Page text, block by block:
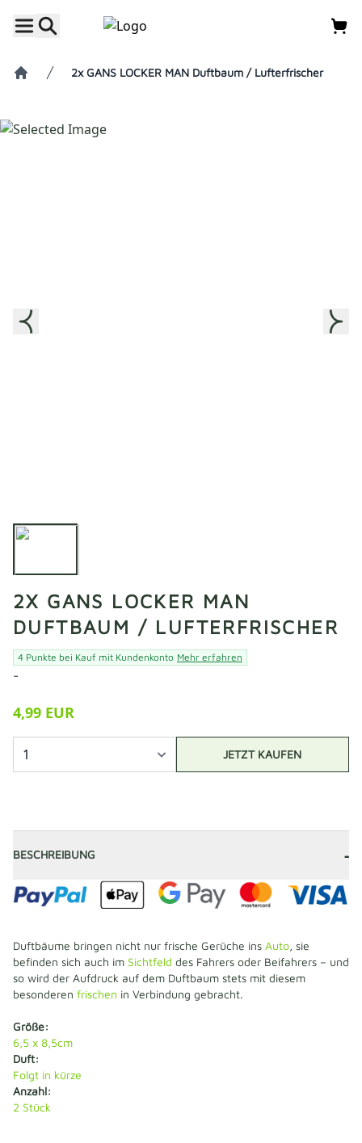
2x GANS LOCKER MAN Duftbaum / Lufterfrischer
2X GANS LOCKER MAN
DUFTBAUM / LUFTERFRISCHER
4 Punkte bei Kauf mit Kundenkonto Mehr erfahren
-
4,99 EUR
JETZT KAUFEN
BESCHREIBUNG -
Duftbäume bringen nicht nur frische Gerüche ins Auto, sie
befinden sich auch im Sichtfeld des Fahrers oder Beifahrers – und
so wird der Aufdruck auf dem Duftbaum stets mit diesem
besonderen frischen in Verbindung gebracht.
Größe:
6,5 x 8,5cm
Duft:
Folgt in kürze
Anzahl:
2 Stück